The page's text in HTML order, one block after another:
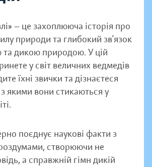
— це захоплююча історія про
природи та глибокий зв’язок
дикою природою. У цій
у світ величних ведмедів
їхні звички та дізнаєтеся
якими вони стикаються у
поєднує наукові факти з
створюючи не
а справжній гімн дикій